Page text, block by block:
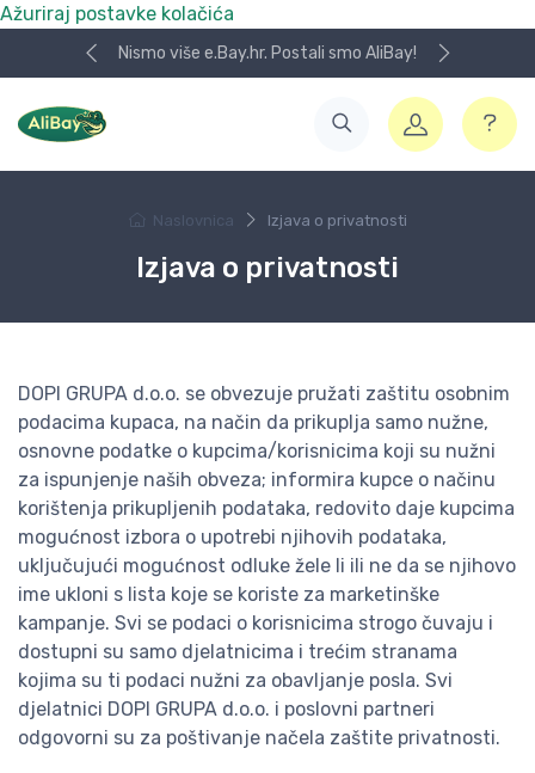
Ažuriraj postavke kolačića
Nismo više e.Bay.hr. Postali smo AliBay!
Naslovnica Izjava o privatnosti
Izjava o privatnosti
DOPI GRUPA d.o.o. se obvezuje pružati zaštitu osobnim
podacima kupaca, na način da prikuplja samo nužne,
osnovne podatke o kupcima/korisnicima koji su nužni
za ispunjenje naših obveza; informira kupce o načinu
korištenja prikupljenih podataka, redovito daje kupcima
mogućnost izbora o upotrebi njihovih podataka,
uključujući mogućnost odluke žele li ili ne da se njihovo
ime ukloni s lista koje se koriste za marketinške
kampanje. Svi se podaci o korisnicima strogo čuvaju i
dostupni su samo djelatnicima i trećim stranama
kojima su ti podaci nužni za obavljanje posla. Svi
djelatnici DOPI GRUPA d.o.o. i poslovni partneri
odgovorni su za poštivanje načela zaštite privatnosti.